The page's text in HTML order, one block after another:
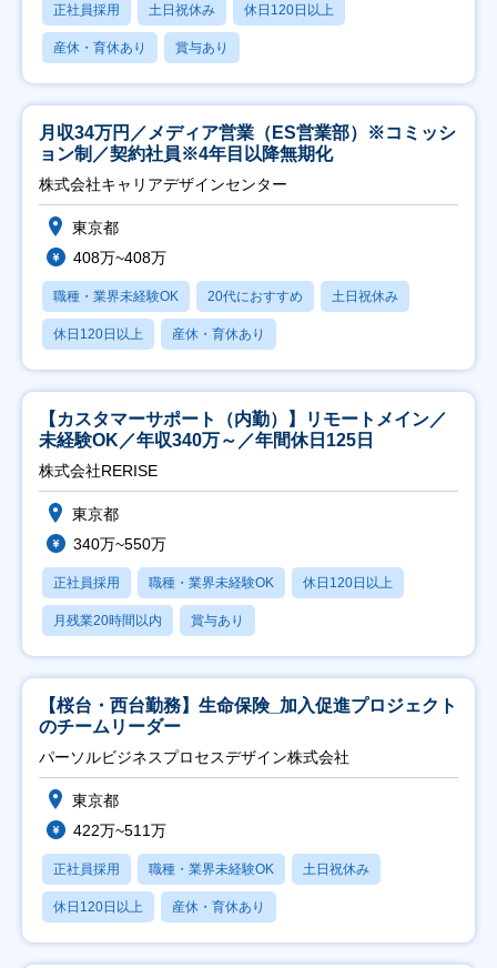
正社員採用 土日祝休み 休日120日以上
産休・育休あり 賞与あり
月収34万円／メディア営業（ES営業部）※コミッシ
ョン制／契約社員※4年目以降無期化
株式会社キャリアデザインセンター
東京都
408万~408万
職種・業界未経験OK 20代におすすめ 土日祝休み
休日120日以上 産休・育休あり
【カスタマーサポート（内勤）】リモートメイン／
未経験OK／年収340万～／年間休日125日
株式会社RERISE
東京都
340万~550万
正社員採用 職種・業界未経験OK 休日120日以上
月残業20時間以内 賞与あり
【桜台・西台勤務】生命保険_加入促進プロジェクト
のチームリーダー
パーソルビジネスプロセスデザイン株式会社
東京都
422万~511万
正社員採用 職種・業界未経験OK 土日祝休み
休日120日以上 産休・育休あり